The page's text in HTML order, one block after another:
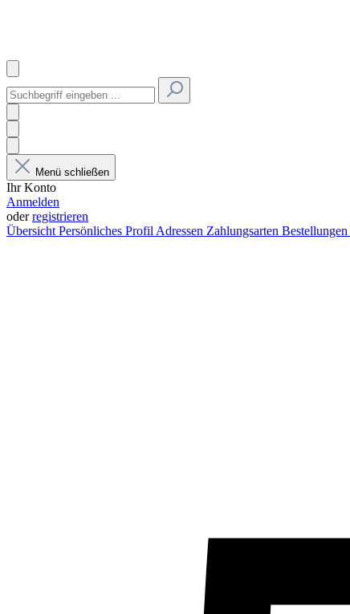
Menü schließen
Ihr Konto
Anmelden
oderregistrieren
Übersicht Persönliches Profil Adressen Zahlungsarten Bestellungen